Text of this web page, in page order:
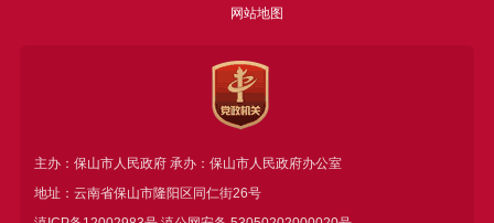
网站地图
主办：保山市人民政府 承办：保山市人民政府办公室
地址：云南省保山市隆阳区同仁街26号